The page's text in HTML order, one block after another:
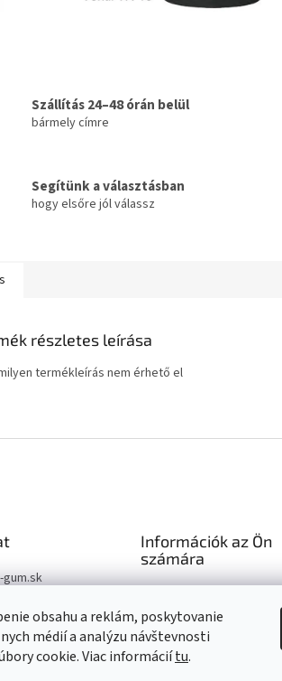
obsahu a reklám, poskytovanie
médií a analýzu návštevnosti
cookie. Viac informáciítu.
Szállítás 24–48 órán belül
bármely címre
Segítünk a választásban
hogy elsőre jól válassz
részletes leírása
termékleírás nem érhető el
gum.sk
509 061
Információk az Ön
számára
Hogyan vásároljunk
Katalógus
Segítség